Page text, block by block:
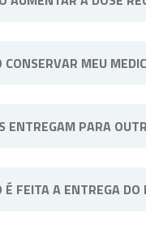
CONSERVAR MEU
“Manter sob
ENTREGAM PARA
É FEITA A ENTREGA DO